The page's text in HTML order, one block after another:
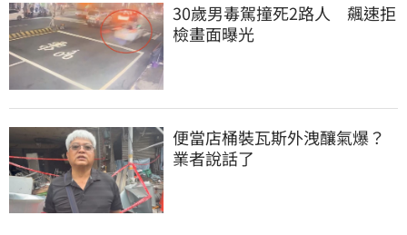
30歲男毒駕撞死2路人　飆速拒
檢畫面曝光
便當店桶裝瓦斯外洩釀氣爆？
業者說話了